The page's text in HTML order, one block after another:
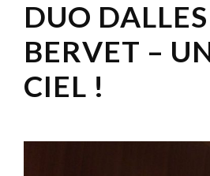
DUO
BERVET –
CIEL !